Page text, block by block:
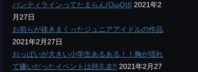
パンティラインってたまらん(OωO)II 2021年2
月27日
お前らが抜きまくったジュニアアイドルの作品
2021年2月27日
おっぱいが大きい小学生あるある！！胸が揺れ
て嫌いだったイベントは持久走!! 2021年2月27